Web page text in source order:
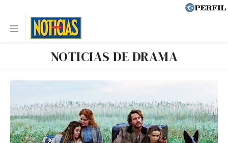
NOTICIAS DE DRAMA